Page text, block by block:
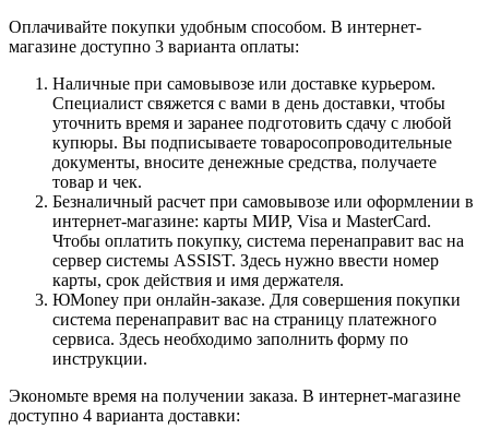
Оплачивайте покупки удобным способом. В интернет-
магазине доступно 3 варианта оплаты:
Наличные при самовывозе или доставке курьером.
Специалист свяжется с вами в день доставки, чтобы
уточнить время и заранее подготовить сдачу с любой
купюры. Вы подписываете товаросопроводительные
документы, вносите денежные средства, получаете
товар и чек.
Безналичный расчет при самовывозе или оформлении в
интернет-магазине: карты МИР, Visa и MasterCard.
Чтобы оплатить покупку, система перенаправит вас на
сервер системы ASSIST. Здесь нужно ввести номер
карты, срок действия и имя держателя.
ЮMoney при онлайн-заказе. Для совершения покупки
система перенаправит вас на страницу платежного
сервиса. Здесь необходимо заполнить форму по
инструкции.
Экономьте время на получении заказа. В интернет-магазине
доступно 4 варианта доставки: